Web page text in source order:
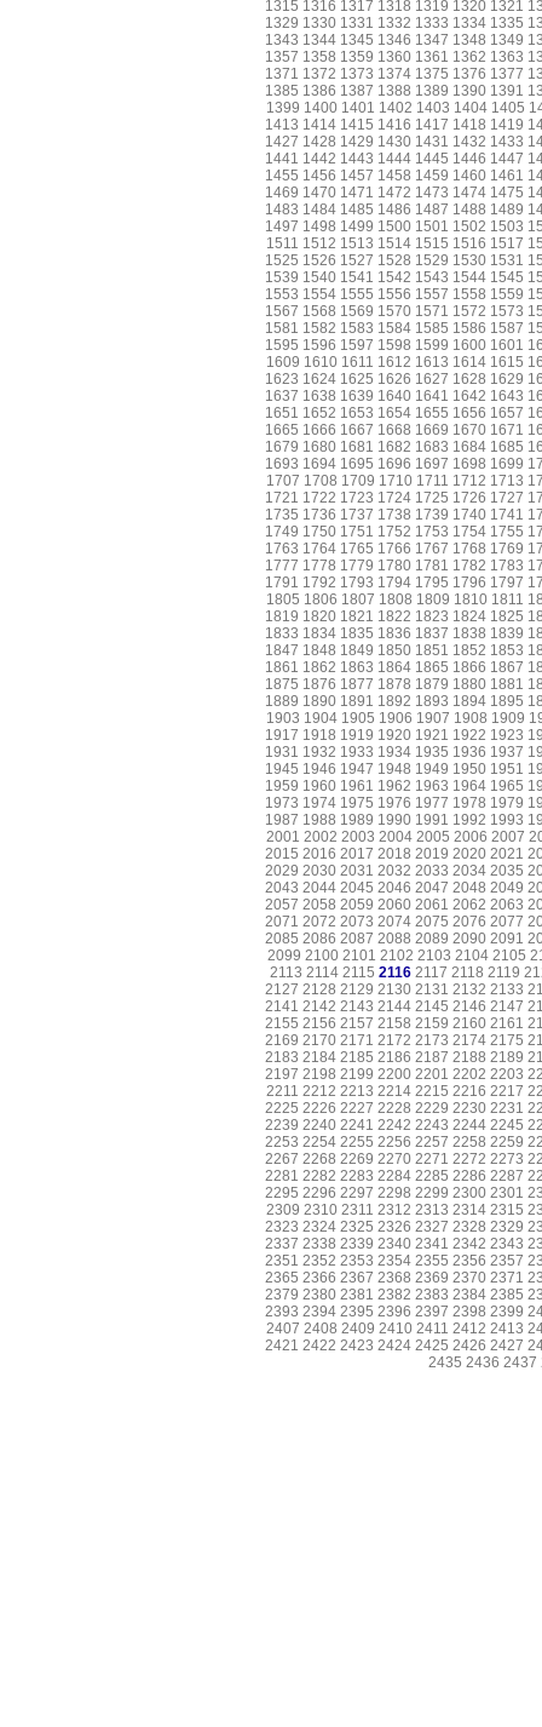
1315 1316 1317 1318 1319 1320 1321
1329 1330 1331 1332 1333 1334 1335
1343 1344 1345 1346 1347 1348 1349
1357 1358 1359 1360 1361 1362 1363
1371 1372 1373 1374 1375 1376 1377
1385 1386 1387 1388 1389 1390 1391
1399 1400 1401 1402 1403 1404 1405
1413 1414 1415 1416 1417 1418 1419
1427 1428 1429 1430 1431 1432 1433
1441 1442 1443 1444 1445 1446 1447
1455 1456 1457 1458 1459 1460 1461
1469 1470 1471 1472 1473 1474 1475
1483 1484 1485 1486 1487 1488 1489
1497 1498 1499 1500 1501 1502 1503
1511 1512 1513 1514 1515 1516 1517
1525 1526 1527 1528 1529 1530 1531
1539 1540 1541 1542 1543 1544 1545
1553 1554 1555 1556 1557 1558 1559
1567 1568 1569 1570 1571 1572 1573
1581 1582 1583 1584 1585 1586 1587
1595 1596 1597 1598 1599 1600 1601
1609 1610 1611 1612 1613 1614 1615
1623 1624 1625 1626 1627 1628 1629
1637 1638 1639 1640 1641 1642 1643
1651 1652 1653 1654 1655 1656 1657
1665 1666 1667 1668 1669 1670 1671
1679 1680 1681 1682 1683 1684 1685
1693 1694 1695 1696 1697 1698 1699
1707 1708 1709 1710 1711 1712 1713
1721 1722 1723 1724 1725 1726 1727
1735 1736 1737 1738 1739 1740 1741
1749 1750 1751 1752 1753 1754 1755
1763 1764 1765 1766 1767 1768 1769
1777 1778 1779 1780 1781 1782 1783
1791 1792 1793 1794 1795 1796 1797
1805 1806 1807 1808 1809 1810 1811
1819 1820 1821 1822 1823 1824 1825
1833 1834 1835 1836 1837 1838 1839
1847 1848 1849 1850 1851 1852 1853
1861 1862 1863 1864 1865 1866 1867
1875 1876 1877 1878 1879 1880 1881
1889 1890 1891 1892 1893 1894 1895
1903 1904 1905 1906 1907 1908 1909
1917 1918 1919 1920 1921 1922 1923
1931 1932 1933 1934 1935 1936 1937
1945 1946 1947 1948 1949 1950 1951
1959 1960 1961 1962 1963 1964 1965
1973 1974 1975 1976 1977 1978 1979
1987 1988 1989 1990 1991 1992 1993
2001 2002 2003 2004 2005 2006 2007
2015 2016 2017 2018 2019 2020 2021
2029 2030 2031 2032 2033 2034 2035
2043 2044 2045 2046 2047 2048 2049
2057 2058 2059 2060 2061 2062 2063
2071 2072 2073 2074 2075 2076 2077
2085 2086 2087 2088 2089 2090 2091
2099 2100 2101 2102 2103 2104 2105
2113 2114 2115 2116 2117 2118 2119
2127 2128 2129 2130 2131 2132 2133
2141 2142 2143 2144 2145 2146 2147
2155 2156 2157 2158 2159 2160 2161
2169 2170 2171 2172 2173 2174 2175
2183 2184 2185 2186 2187 2188 2189
2197 2198 2199 2200 2201 2202 2203
2211 2212 2213 2214 2215 2216 2217
2225 2226 2227 2228 2229 2230 2231
2239 2240 2241 2242 2243 2244 2245
2253 2254 2255 2256 2257 2258 2259
2267 2268 2269 2270 2271 2272 2273
2281 2282 2283 2284 2285 2286 2287
2295 2296 2297 2298 2299 2300 2301
2309 2310 2311 2312 2313 2314 2315
2323 2324 2325 2326 2327 2328 2329
2337 2338 2339 2340 2341 2342 2343
2351 2352 2353 2354 2355 2356 2357
2365 2366 2367 2368 2369 2370 2371
2379 2380 2381 2382 2383 2384 2385
2393 2394 2395 2396 2397 2398 2399
2407 2408 2409 2410 2411 2412 2413
2421 2422 2423 2424 2425 2426 2427
2435 2436 2437